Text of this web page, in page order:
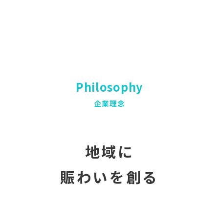
Philosophy
企業理念
地域に
賑わいを創る